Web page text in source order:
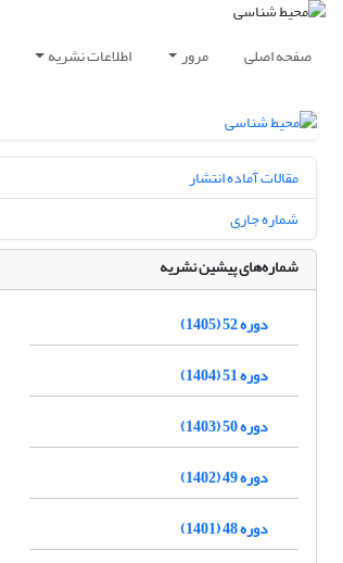
صفحه اصلی مرور اطلاعات نشریه
مقالات آماده انتشار
شماره جاری
شماره‌های پیشین نشریه
دوره 52 (1405)
دوره 51 (1404)
دوره 50 (1403)
دوره 49 (1402)
دوره 48 (1401)